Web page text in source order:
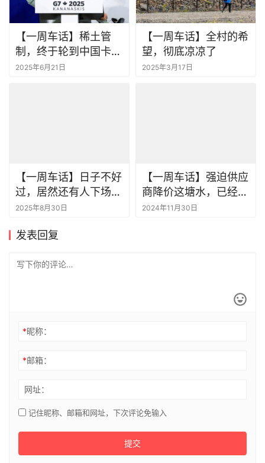
【一周车话】稀土管
制，终于轮到中国卡别
人脖子了
2025年6月21日
【一周车话】全村的希
望，彻底凉凉了
2025年3月17日
【一周车话】日子不好
过，居然还有人下场造
车？
2025年8月30日
【一周车话】强迫供应
商降价这塘水，已经被
彻底搅混了
2024年11月30日
发表回复
*昵称：
*邮箱：
网址：
记住昵称、邮箱和网址，下次评论免输入
提交